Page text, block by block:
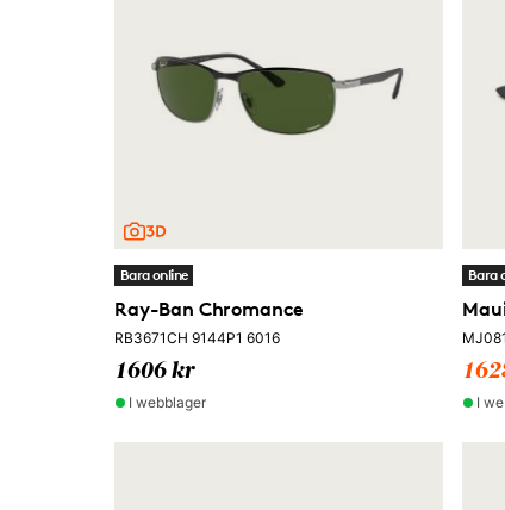
Bara online
Ray-Ban Chromance
RB3671CH 9144P1 6016
1606 kr
I webblager
Bara
I